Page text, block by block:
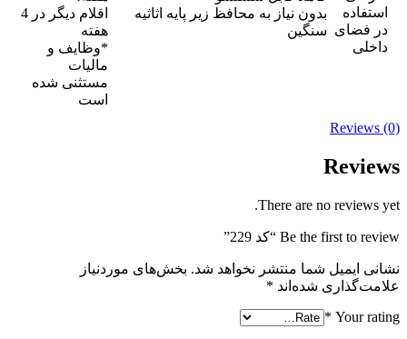
استفاده
در فضای
داخلی
بدون نیاز به محافظ زیر پایه اثاثیه
سنگین
اقلام دیگر در 4
هفته
*وظایف و
مالیات
مستثنی شده
است
Reviews (0)
Reviews
There are no reviews yet.
Be the first to review “کد 229”
نشانی ایمیل شما منتشر نخواهد شد. بخش‌های موردنیاز
علامت‌گذاری شده‌اند *
Your rating
*